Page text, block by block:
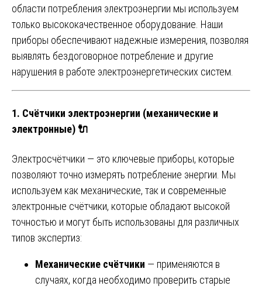
области потребления электроэнергии мы используем
только высококачественное оборудование. Наши
приборы обеспечивают надежные измерения, позволяя
выявлять бездоговорное потребление и другие
нарушения в работе электроэнергетических систем.
1. Счётчики электроэнергии (механические и
электронные) 🔌
Электросчётчики — это ключевые приборы, которые
позволяют точно измерять потребление энергии. Мы
используем как механические, так и современные
электронные счётчики, которые обладают высокой
точностью и могут быть использованы для различных
типов экспертиз:
Механические счётчики — применяются в
случаях, когда необходимо проверить старые